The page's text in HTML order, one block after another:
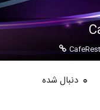
0 دنبال شده